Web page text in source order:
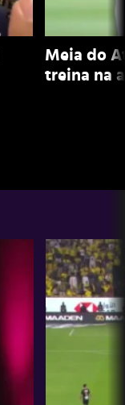
Meia do
treina na